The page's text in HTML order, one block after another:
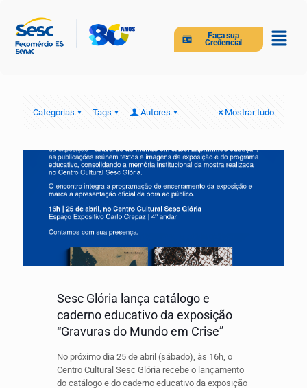
Faça sua
Credencial
Categorias Tags Autores Mostrar tudo
Sesc Glória lança catálogo e
caderno educativo da exposição
“Gravuras do Mundo em Crise”
No próximo dia 25 de abril (sábado), às 16h, o
Centro Cultural Sesc Glória recebe o lançamento
do catálogo e do caderno educativo da exposição